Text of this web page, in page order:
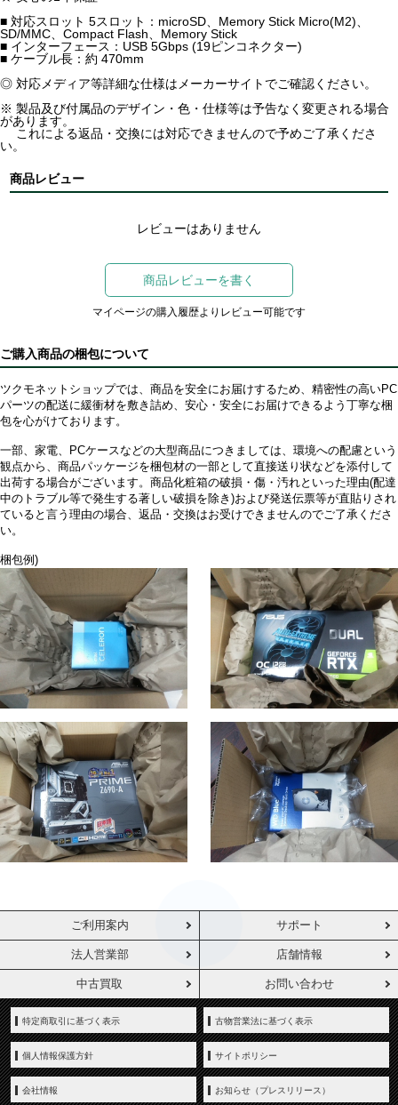
■ 対応スロット 5スロット：microSD、Memory Stick Micro(M2)、
SD/MMC、Compact Flash、Memory Stick
■ インターフェース：USB 5Gbps (19ピンコネクター)
■ ケーブル長：約 470mm
◎ 対応メディア等詳細な仕様はメーカーサイトでご確認ください。
※ 製品及び付属品のデザイン・色・仕様等は予告なく変更される場合
があります。
これによる返品・交換には対応できませんので予めご了承くださ
い。
商品レビュー
レビューはありません
商品レビューを書く
マイページの購入履歴よりレビュー可能です
ご購入商品の梱包について
ツクモネットショップでは、商品を安全にお届けするため、精密性の高いPC
パーツの配送に緩衝材を敷き詰め、安心・安全にお届けできるよう丁寧な梱
包を心がけております。
一部、家電、PCケースなどの大型商品につきましては、環境への配慮という
観点から、商品パッケージを梱包材の一部として直接送り状などを添付して
出荷する場合がございます。商品化粧箱の破損・傷・汚れといった理由(配達
中のトラブル等で発生する著しい破損を除き)および発送伝票等が直貼りされ
ていると言う理由の場合、返品・交換はお受けできませんのでご了承くださ
い。
梱包例)
ご利用案内 サポート
法人営業部 店舗情報
中古買取 お問い合わせ
特定商取引に基づく表示 古物営業法に基づく表示
個人情報保護方針 サイトポリシー
会社情報 お知らせ（プレスリリース）